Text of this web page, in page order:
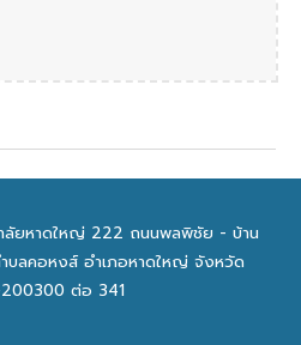
ลัยหาดใหญ่ 222 ถนนพลพิชัย - บ้าน
ำเภอหาดใหญ่ จังหวัด
ต่อ 341